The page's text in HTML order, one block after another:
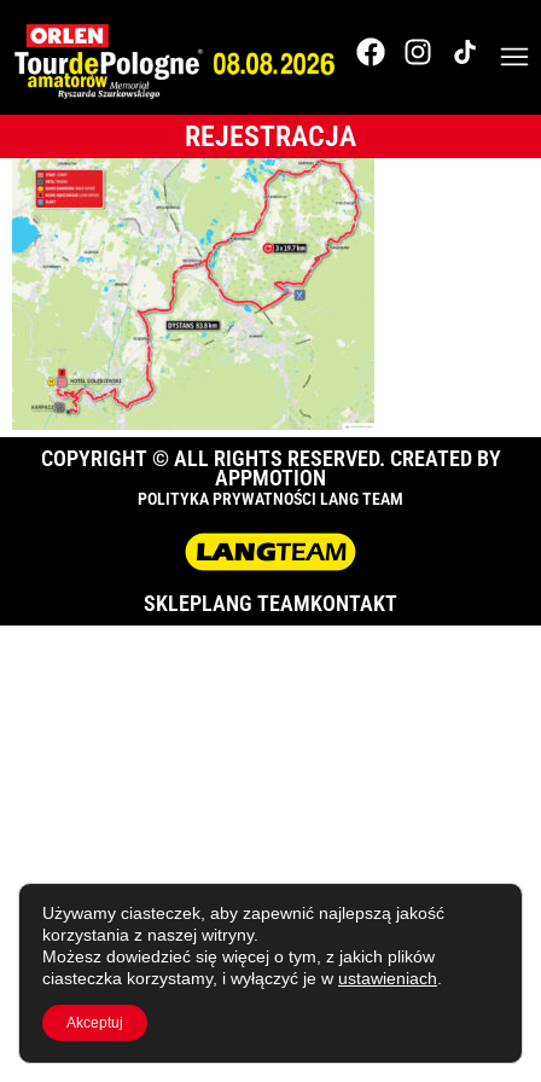
REJESTRACJA
2.Karpacz MAPA
OTDPA 2024 (1)
COPYRIGHT © ALL RIGHTS RESERVED. CREATED BY
APPMOTION
POLITYKA PRYWATNOŚCI LANG TEAM
SKLEPLANG TEAMKONTAKT
Używamy ciasteczek, aby zapewnić najlepszą jakość
korzystania z naszej witryny.
Możesz dowiedzieć się więcej o tym, z jakich plików
ciasteczka korzystamy, i wyłączyć je w ustawieniach
Akceptuj